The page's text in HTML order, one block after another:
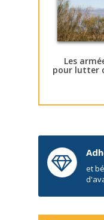
Les
pour lutter
et